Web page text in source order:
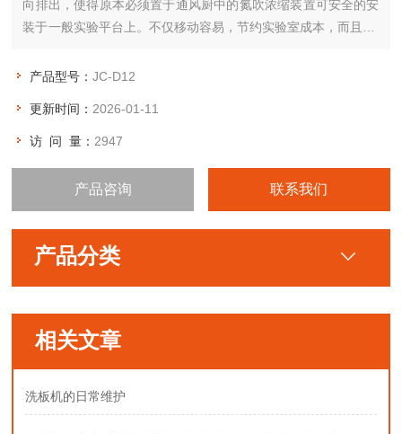
向排出，使得原本必须置于通风厨中的氮吹浓缩装置可安全的安
装于一般实验平台上。不仅移动容易，节约实验室成本，而且zui
的样品前处理装置。
产品型号：JC-D12
更新时间： 2026-01-11
访 问 量： 2947
产品咨询 联系我们
产品分类
相关文章
洗板机的日常维护